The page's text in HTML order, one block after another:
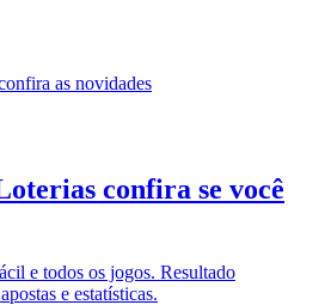
as novidades
confira se você
e todos os jogos. Resultado
e estatísticas.